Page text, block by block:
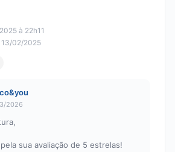
à 22h11
13/02/2025
2026
sua avaliação de 5 estrelas!